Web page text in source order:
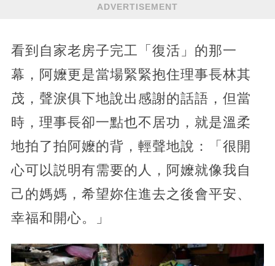
ADVERTISEMENT
看到自家老房子完工「復活」的那一
幕，阿嬤更是當場緊緊抱住理事長林其
茂，聲淚俱下地說出感謝的話語，但當
時，理事長卻一點也不居功，就是溫柔
地拍了拍阿嬤的背，輕聲地說：「很開
心可以説明有需要的人，阿嬤就像我自
己的媽媽，希望妳住進去之後會平安、
幸福和開心。」